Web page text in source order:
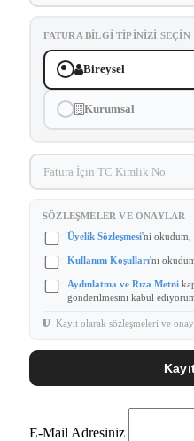
FATURA BILGI TIPINIZI SEÇIN
Bireysel
Kurumsal
SÖZLEŞMELER VE ONAYLAR
Üyelik Sözleşmesi'ni okudum,
Kullanım Koşulları'nı
Aydınlatma ve Rıza Metni
gönderilmesini kabul
Kayıt olarak sözleşmeleri ve
E-Mail Adresiniz